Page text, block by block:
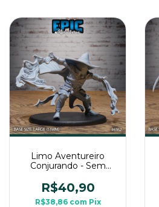
Limo Aventureiro
Conjurando - Sem
Grande Para Rpg de
Mesa
R$40,90
R$38,86 com Pix